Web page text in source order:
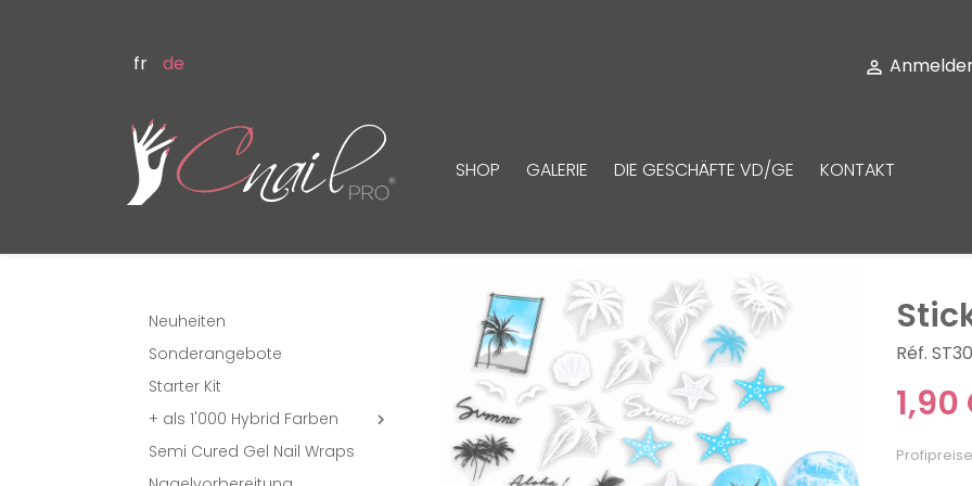
fr de 
SHOP GALERIE DIE GESCHÄFTE VD/GE KONTAKT
Neuheiten
Sonderangebote
Starter Kit
+ als 1'000 Hybrid Farben

Semi Cured Gel Nail Wraps
Réf.
1,90